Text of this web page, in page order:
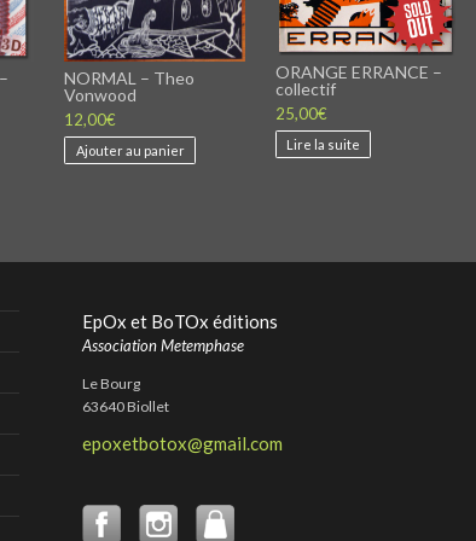
NORMAL – Theo
Vonwood
12,00€
Ajouter au panier
ORANGE ERRANCE –
collectif
25,00€
Lire la suite
EpOx et BoTOx éditions
Association Metemphase
Le Bourg
63640 Biollet
epoxetbotox@gmail.com